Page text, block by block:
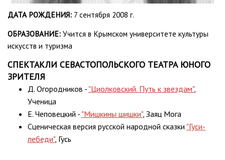
ДАТА РОЖДЕНИЯ: 7 сентября 2008 г.
ОБРАЗОВАНИЕ: Учится в Крымском университете культуры
искусств и туризма
СПЕКТАКЛИ СЕВАСТОПОЛЬСКОГО ТЕАТРА ЮНОГО
ЗРИТЕЛЯ
Д. Огородников - "Циолковский. Путь к звездам",
Ученица
Е. Чеповецкий - "Мишкины шишки", Заяц Мога
Сценическая версия русской народной сказки "Гуси-
лебеди", Гусь